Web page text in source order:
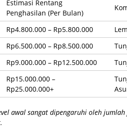
Estimasi Rentang
Penghasilan (Per Bulan)
Rp4.800.000 – Rp5.800.000
Rp6.500.000 – Rp8.500.000
Rp9.000.000 – Rp12.500.000
Rp15.000.000 –
Rp25.000.000+
awal sangat dipengaruhi oleh